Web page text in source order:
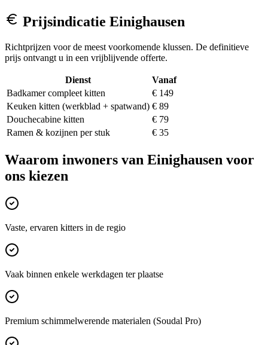
Prijsindicatie Einighausen
Richtprijzen voor de meest voorkomende klussen. De definitieve
prijs ontvangt u in een vrijblijvende offerte.
Dienst
Vanaf
Badkamer compleet kitten
€ 149
Keuken kitten (werkblad + spatwand) € 89
Douchecabine kitten
€ 79
Ramen & kozijnen per stuk
€ 35
Waarom inwoners van Einighausen voor
ons kiezen
Vaste, ervaren kitters in de regio
Vaak binnen enkele werkdagen ter plaatse
Premium schimmelwerende materialen (Soudal Pro)